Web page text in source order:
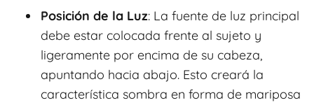
Posición de la Luz: La fuente de luz principal
debe estar colocada frente al sujeto y
ligeramente por encima de su cabeza,
apuntando hacia abajo. Esto creará la
característica sombra en forma de mariposa